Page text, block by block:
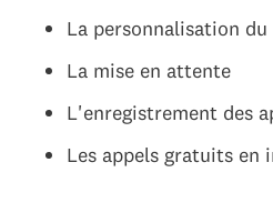
La personnalisation
La mise en attente
L'enregistrement des
Les appels gratuits en